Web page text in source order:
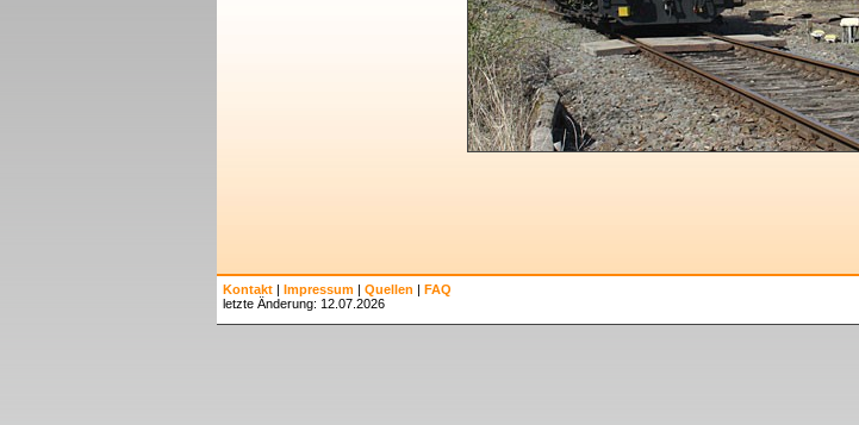
Kontakt | Impressum | Quellen | FAQ
letzte Änderung: 12.07.2026